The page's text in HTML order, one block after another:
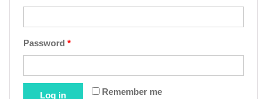
Password *
Remember me
Log in